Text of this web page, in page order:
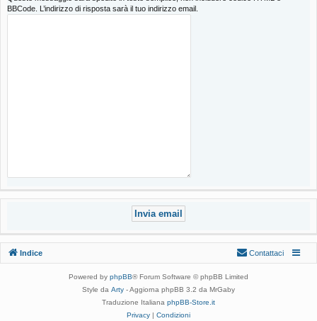
BBCode. L’indirizzo di risposta sarà il tuo indirizzo email.
Indice Contattaci
Powered by phpBB® Forum Software © phpBB Limited
Style da Arty - Aggiorna phpBB 3.2 da MrGaby
Traduzione Italiana phpBB-Store.it
Privacy | Condizioni